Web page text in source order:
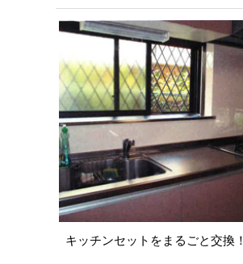
キッチンセットをまるごと交換！